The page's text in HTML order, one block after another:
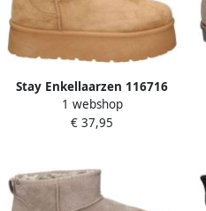
Stay Enkellaarzen 116716
1 webshop
€ 37,95